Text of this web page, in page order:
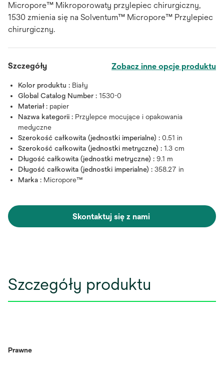
Micropore™ Mikroporowaty przylepiec chirurgiczny,
1530 zmienia się na Solventum™ Micropore™ Przylepiec
chirurgiczny.
Szczegóły Zobacz inne opcje produktu
Kolor produktu : Biały
Global Catalog Number : 1530-0
Materiał : papier
Nazwa kategorii : Przylepce mocujące i opakowania
medyczne
Szerokość całkowita (jednostki imperialne) : 0.51 in
Szerokość całkowita (jednostki metryczne) : 1.3 cm
Długość całkowita (jednostki metryczne) : 9.1 m
Długość całkowita (jednostki imperialne) : 358.27 in
Marka : Micropore™
Skontaktuj się z nami
Szczegóły produktu
Prawne